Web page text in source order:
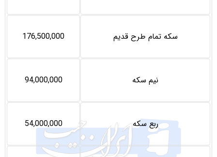
سکه تمام طرح قدیم 176,500,000
نیم سکه 94,000,000
ربع سکه 54,000,000